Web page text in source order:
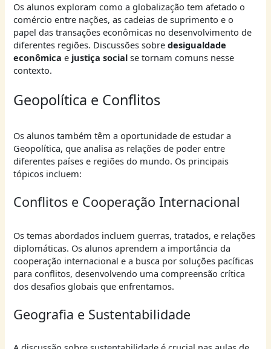
Os alunos exploram como a globalização tem afetado o
comércio entre nações, as cadeias de suprimento e o
papel das transações econômicas no desenvolvimento de
diferentes regiões. Discussões sobredesigualdade
econômica e justiça social se tornam comuns nesse
contexto.
Geopolítica e Conflitos
Os alunos também têm a oportunidade de estudar a
Geopolítica, que analisa as relações de poder entre
diferentes países e regiões do mundo. Os principais
tópicos incluem:
Conflitos e Cooperação Internacional
Os temas abordados incluem guerras, tratados, e relações
diplomáticas. Os alunos aprendem a importância da
cooperação internacional e a busca por soluções pacíficas
para conflitos, desenvolvendo uma compreensão crítica
dos desafios globais que enfrentamos.
Geografia e Sustentabilidade